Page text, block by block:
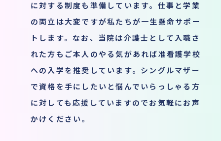
に対する制度も準備しています。仕事と学業
の両立は大変ですが私たちが一生懸命サポー
トします。なお、当院は介護士として入職さ
れた方もご本人のやる気があれば准看護学校
への入学を推奨しています。シングルマザー
で資格を手にしたいと悩んでいらっしゃる方
に対しても応援していますのでお気軽にお声
かけください。